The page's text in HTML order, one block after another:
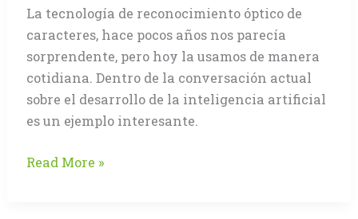
La tecnología de reconocimiento óptico de
caracteres, hace pocos años nos parecía
sorprendente, pero hoy la usamos de manera
cotidiana. Dentro de la conversación actual
sobre el desarrollo de la inteligencia artificial
es un ejemplo interesante.
¿Quién
Read More »